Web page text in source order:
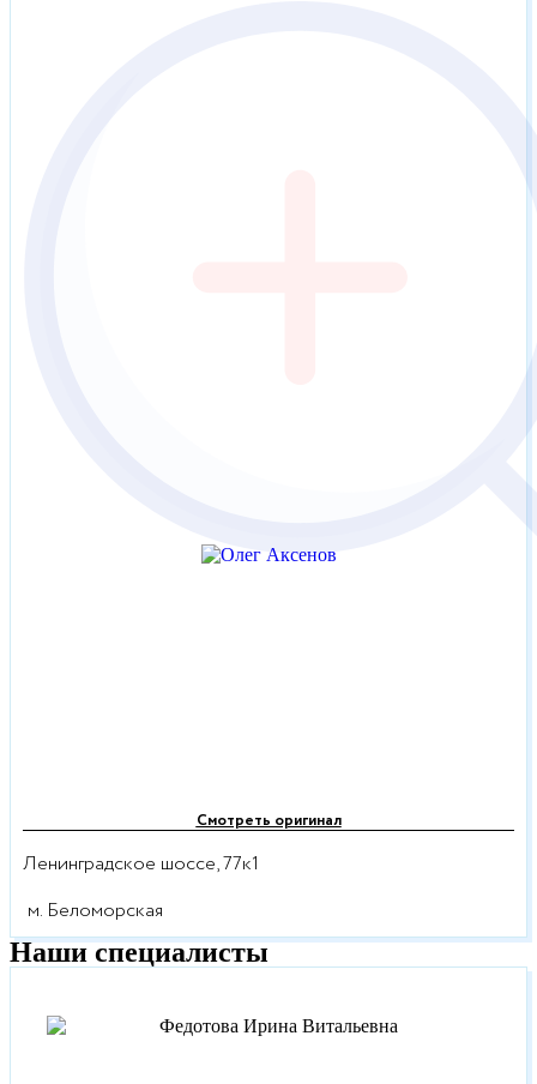
Смотреть оригинал
Ленинградское шоссе, 77к1
м. Беломорская
Наши специалисты